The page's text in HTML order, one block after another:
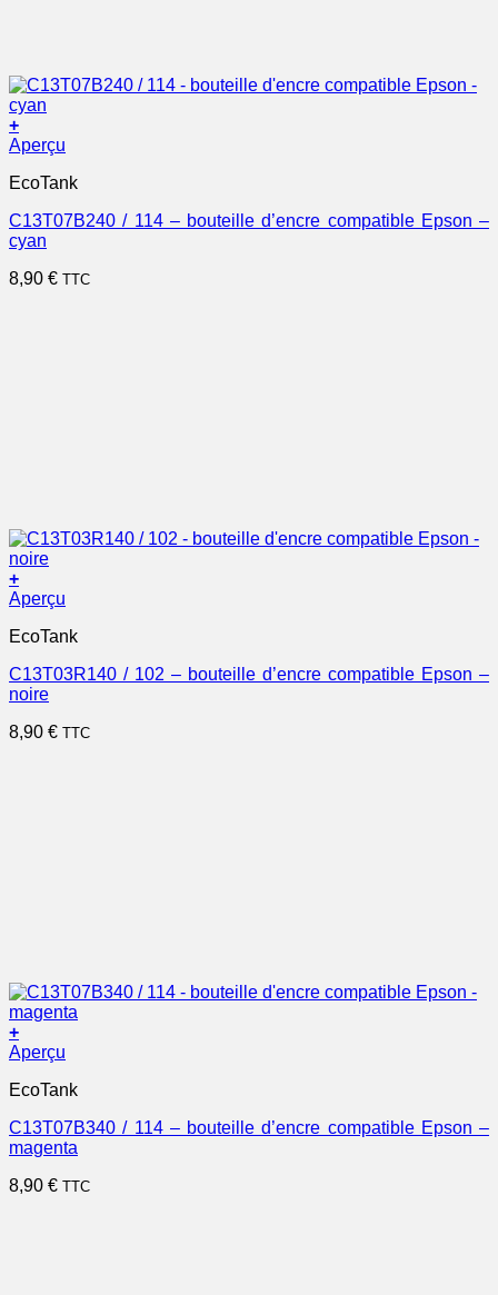
+
Aperçu
EcoTank
C13T07B240 / 114 – bouteille d’encre compatible Epson –
cyan
8,90 € TTC
+
Aperçu
EcoTank
C13T03R140 / 102 – bouteille d’encre compatible Epson –
noire
8,90 € TTC
+
Aperçu
EcoTank
C13T07B340 / 114 – bouteille d’encre compatible Epson –
magenta
8,90 € TTC